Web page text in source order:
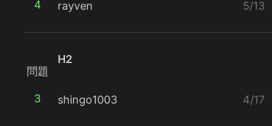
4 rayven 5/13
問題
3
H2
shingo1003 4/17